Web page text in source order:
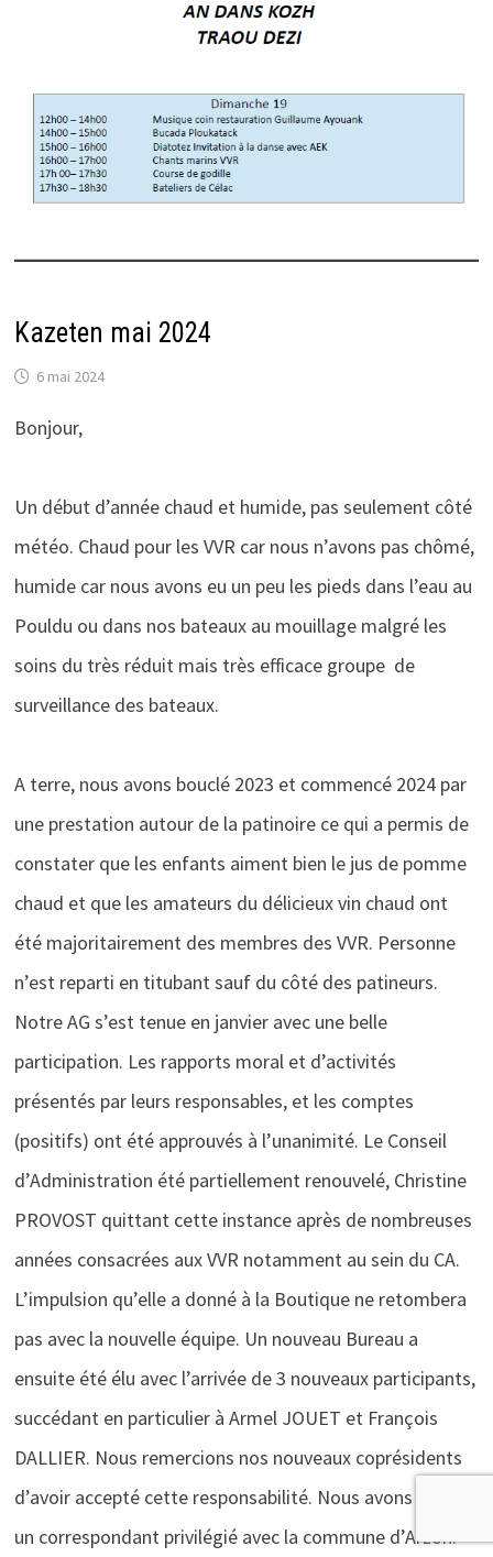
Kazeten mai 2024
6 mai 2024
Bonjour,
Un début d’année chaud et humide, pas seulement côté
météo. Chaud pour les VVR car nous n’avons pas chômé,
humide car nous avons eu un peu les pieds dans l’eau au
Pouldu ou dans nos bateaux au mouillage malgré les
soins du très réduit mais très efficace groupe de
surveillance des bateaux.
A terre, nous avons bouclé 2023 et commencé 2024 par
une prestation autour de la patinoire ce qui a permis de
constater que les enfants aiment bien le jus de pomme
chaud et que les amateurs du délicieux vin chaud ont
été majoritairement des membres des VVR. Personne
n’est reparti en titubant sauf du côté des patineurs.
Notre AG s’est tenue en janvier avec une belle
participation. Les rapports moral et d’activités
présentés par leurs responsables, et les comptes
(positifs) ont été approuvés à l’unanimité. Le Conseil
d’Administration été partiellement renouvelé, Christine
PROVOST quittant cette instance après de nombreuses
années consacrées aux VVR notamment au sein du CA.
L’impulsion qu’elle a donné à la Boutique ne retombera
pas avec la nouvelle équipe. Un nouveau Bureau a
ensuite été élu avec l’arrivée de 3 nouveaux participants,
succédant en particulier à Armel JOUET et François
DALLIER. Nous remercions nos nouveaux coprésidents
d’avoir accepté cette responsabilité. Nous avons encore
un correspondant privilégié avec la commune d’Arzon.